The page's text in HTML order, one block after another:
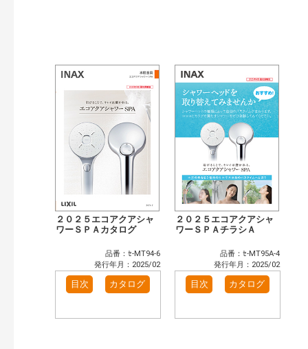
２０２５エコアクアシャ
ワーＳＰＡカタログ
品番：ｾ-MT94-6
発行年月：2025/02
目次 カタログ
２０２５エコアクアシャ
ワーＳＰＡチラシＡ
品番：ｾ-MT95A-4
発行年月：2025/02
目次 カタログ